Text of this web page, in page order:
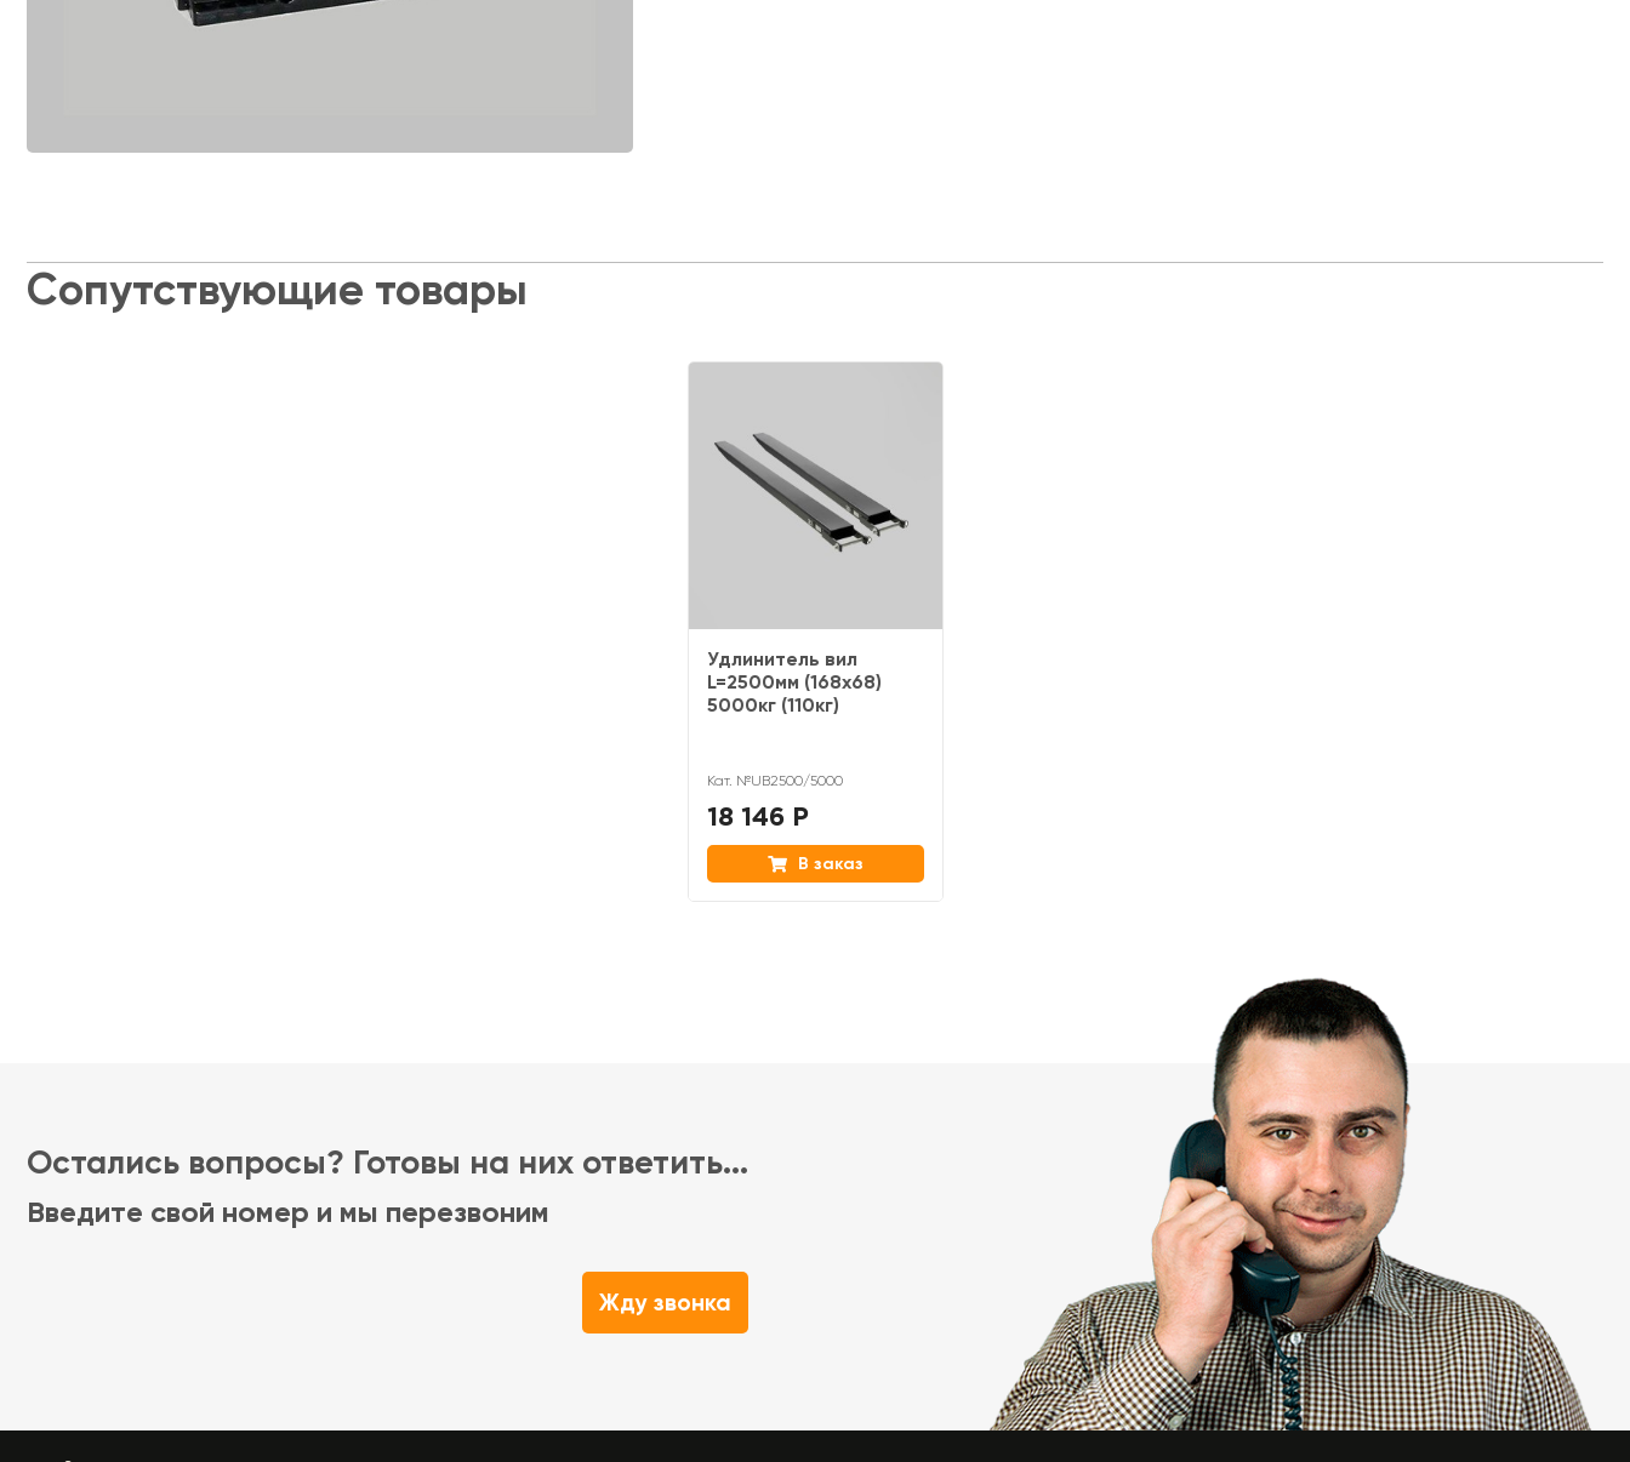
Сопутствующие товары
Удлинитель вил
L=2500мм (168х68)
5000кг (110кг)
Кат. №UB2500/5000
18 146 Р
В заказ
Остались вопросы? Готовы на них ответить...
Введите свой номер и мы перезвоним
Жду звонка